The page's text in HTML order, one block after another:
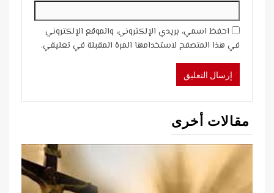
احفظ اسمي، بريدي الإلكتروني، والموقع الإلكتروني
في هذا المتصفح لاستخدامها المرة المقبلة في تعليقي.
مقالات أخرى